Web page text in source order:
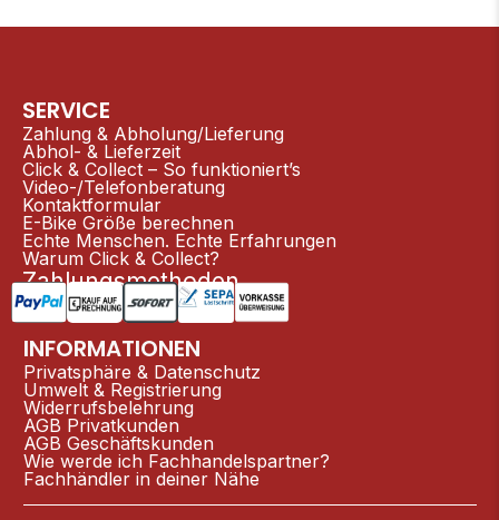
o
g
b
SERVICE
Zahlung & Abholung/Lieferung
Abhol- & Lieferzeit
Click & Collect – So funktioniert’s
Video-/Telefonberatung
Kontaktformular
E-Bike Größe berechnen
Echte Menschen. Echte Erfahrungen
Warum Click & Collect?
Zahlungsmethoden
INFORMATIONEN
Privatsphäre & Datenschutz
Umwelt & Registrierung
Widerrufsbelehrung
AGB Privatkunden
AGB Geschäftskunden
Wie werde ich Fachhandelspartner?
Fachhändler in deiner Nähe